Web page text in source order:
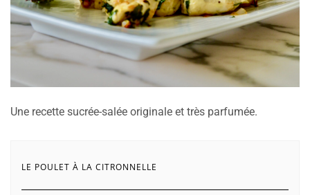
Une recette sucrée-salée originale et très parfumée.
LE POULET À LA CITRONNELLE